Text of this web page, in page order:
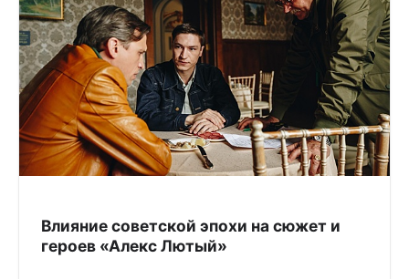
Влияние советской эпохи на сюжет и
героев «Алекс Лютый»